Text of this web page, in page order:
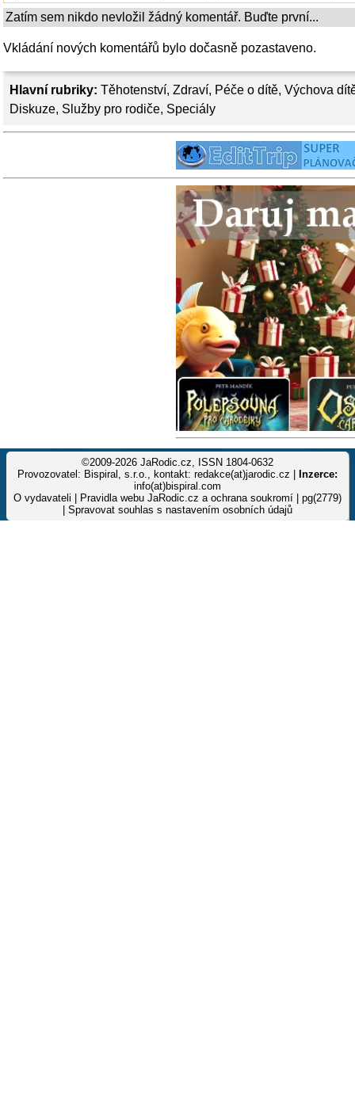
Hlavní rubriky: Těhotenství, Zdraví, Péče o dítě, Výchova
Diskuze, Služby pro rodiče, Speciály
Zatím sem nikdo nevložil žádný komentář. Buďte první...
Vkládání nových komentářů bylo dočasně pozastaveno.
©2009-2026 JaRodic.cz, ISSN 1804-0632
Provozovatel: Bispiral, s.r.o., kontakt: redakce(at)jarodic.cz |
Inzerce:
info(at)bispiral.com
O vydavateli
Pravidla webu JaRodic.cz a ochrana soukromí | pg(2779)
Spravovat souhlas s nastavením osobních údajů